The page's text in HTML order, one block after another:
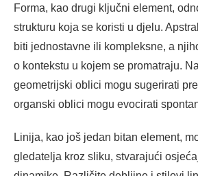
Forma, kao drugi ključni element,
strukturu koja se koristi u djelu.
biti jednostavne ili kompleksne, a
o kontekstu u kojem se promatraju.
geometrijski oblici mogu sugerirati
organski oblici mogu evocirati
Linija, kao još jedan bitan element,
gledatelja kroz sliku, stvarajući